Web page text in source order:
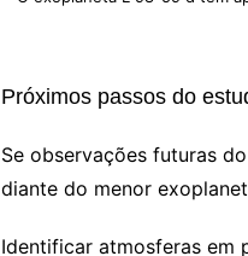
Próximos passos do
Se observações futuras
diante do menor
Identificar atmosferas em